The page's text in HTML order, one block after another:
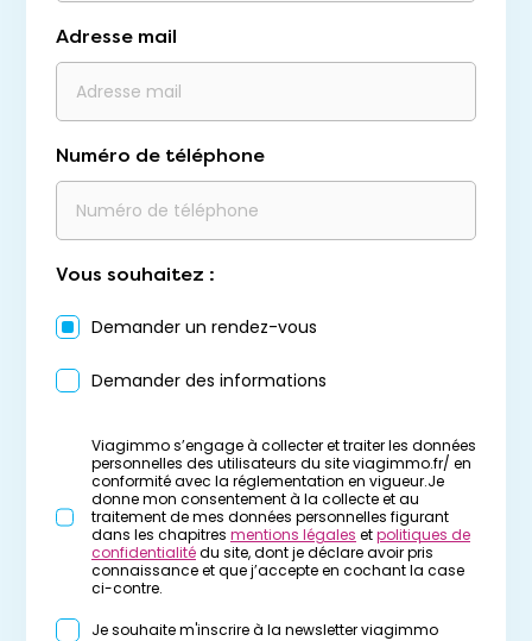
Adresse mail
Numéro de téléphone
Vous souhaitez :
Demander un rendez-vous
Demander des informations
Viagimmo s’engage à collecter et traiter les données
personnelles des utilisateurs du site viagimmo.fr/ en
conformité avec la réglementation en vigueur.Je
donne mon consentement à la collecte et au
traitement de mes données personnelles figurant
dans les chapitres mentions légales etpolitiques de
confidentialitédu site, dont je déclare avoir pris
connaissance et que j’accepte en cochant la case
ci-contre.
Je souhaite m'inscrire à la newsletter viagimmo